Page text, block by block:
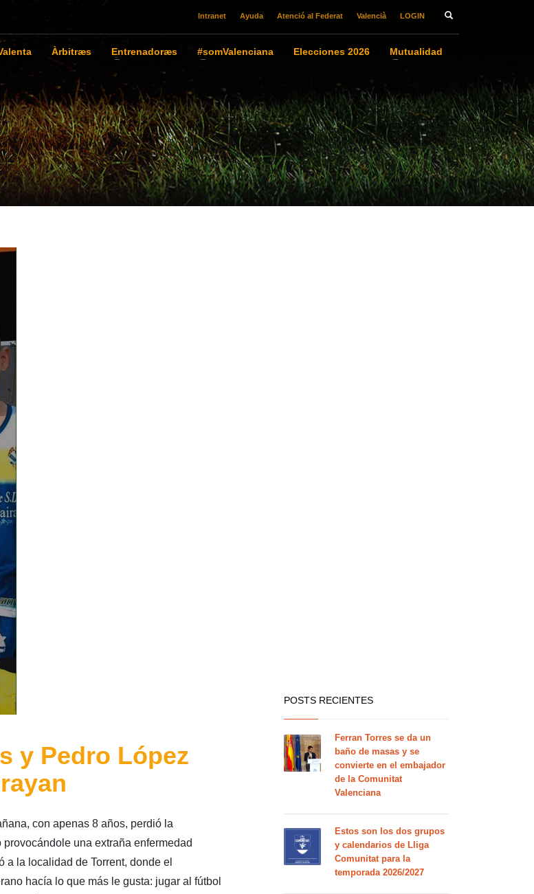
Intranet Ayuda Atenció al Federat Valencià LOGIN
Àrbitræs Entrenadoræs #somValenciana Elecciones 2026
Mutualidad
y Pedro López
con apenas 8 años, perdió la
una extraña enfermedad
la localidad de Torrent, donde el
hacía lo que más le gusta: jugar al fútbol
POSTS RECIENTES
Ferran Torres se da un
baño de masas y se
convierte en el embajador
de la Comunitat
Valenciana
Estos son los dos grupos
y calendarios de Lliga
Comunitat para la
temporada 2026/2027